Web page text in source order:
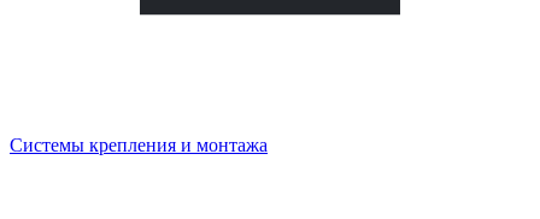
Системы крепления и монтажа